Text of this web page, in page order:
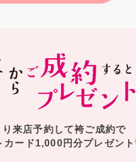
来店予約して袴ご成約で
ード1,000円分プレゼント